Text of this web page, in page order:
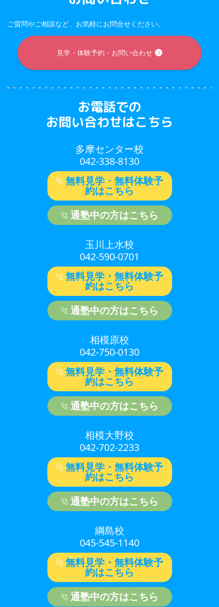
ご質問やご相談など、お気軽にお問合せください。
見学・体験予約・お問い合わせ
お電話での
お問い合わせはこちら
多摩センター校
042-338-8130
無料見学・無料体験予
約はこちら
通塾中の方はこちら
玉川上水校
042-590-0701
無料見学・無料体験予
約はこちら
通塾中の方はこちら
相模原校
042-750-0130
無料見学・無料体験予
約はこちら
通塾中の方はこちら
相模大野校
042-702-2233
無料見学・無料体験予
約はこちら
通塾中の方はこちら
綱島校
045-545-1140
無料見学・無料体験予
約はこちら
通塾中の方はこちら